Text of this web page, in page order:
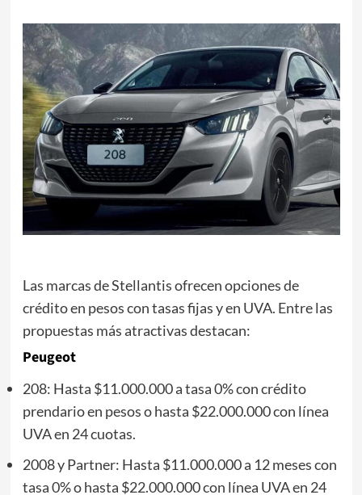
Las marcas de Stellantis ofrecen opciones de
crédito en pesos con tasas fijas y en UVA. Entre las
propuestas más atractivas destacan:
Peugeot
208: Hasta $11.000.000 a tasa 0% con crédito
prendario en pesos o hasta $22.000.000 con línea
UVA en 24 cuotas.
2008 y Partner: Hasta $11.000.000 a 12 meses con
tasa 0% o hasta $22.000.000 con línea UVA en 24